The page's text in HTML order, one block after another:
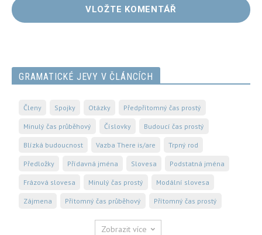
GRAMATICKÉ JEVY V ČLÁNCÍCH
Členy Spojky Otázky Předpřítomný čas prostý
Minulý čas průběhový Číslovky Budoucí čas prostý
Blízká budoucnost Vazba There is/are Trpný rod
Předložky Přídavná jména Slovesa Podstatná jména
Frázová slovesa Minulý čas prostý Modální slovesa
Zájmena Přítomný čas průběhový Přítomný čas prostý
Zobrazit více